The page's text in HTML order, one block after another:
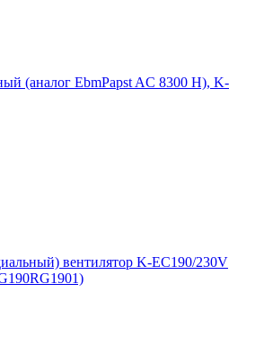
(аналог EbmPapst AC 8300 H), K-
вентилятор K-EC190/230V